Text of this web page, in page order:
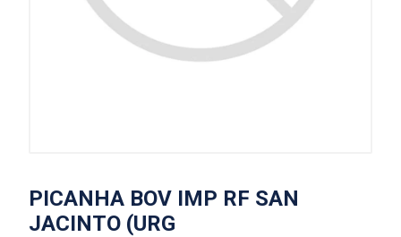
PICANHA BOV IMP RF SAN
JACINTO (URG